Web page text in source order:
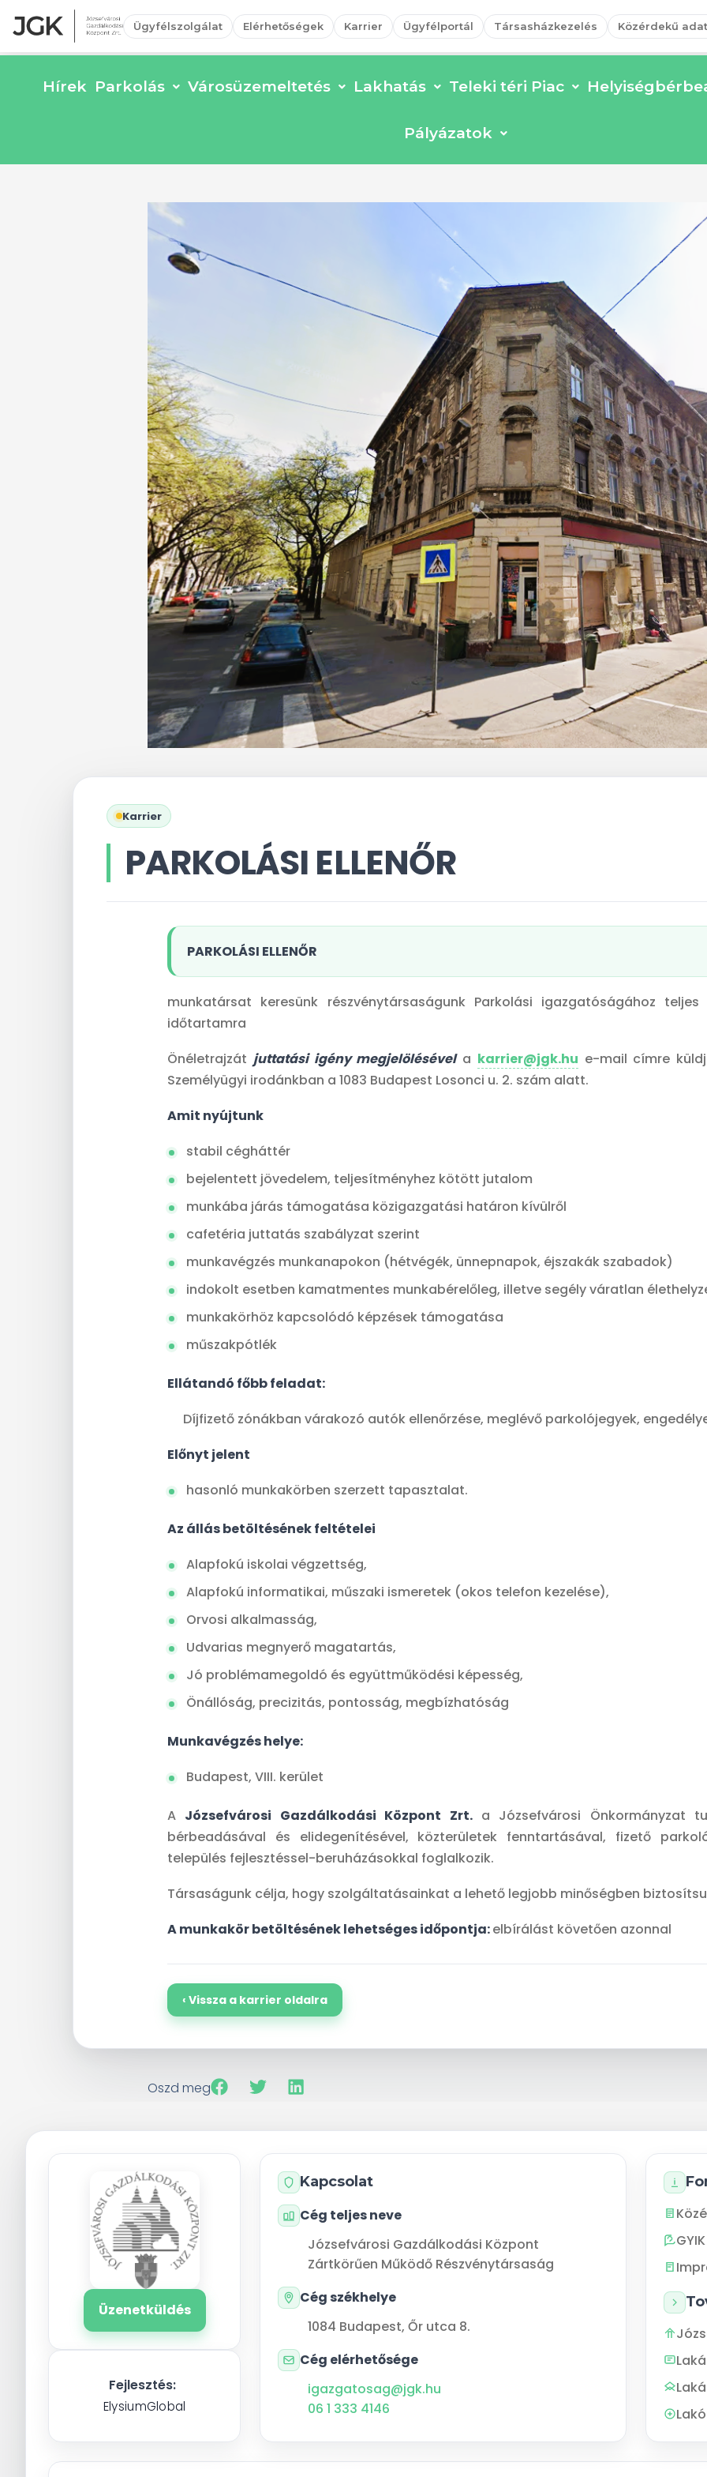
Ügyfélszolgálat Elérhetőségek Karrier Ügyfélportál Társasházkezelés Közérdekű
Hírek Parkolás Városüzemeltetés Lakhatás Teleki téri Piac
Pályázatok
Karrier
PARKOLÁSI ELLENŐR
PARKOLÁSI ELLENŐR
munkatársat keresünk részvénytársaságunk Parkolási igazgatóságához
időtartamra
Önéletrajzát juttatási igény megjelölésévela karrier@jgk.hu e-mail címre
Személyügyi irodánkban a 1083 Budapest Losonci u. 2. szám alatt.
Amit nyújtunk
stabil cégháttér
bejelentett jövedelem, teljesítményhez kötött jutalom
munkába járás támogatása közigazgatási határon kívülről
cafetéria juttatás szabályzat szerint
munkavégzés munkanapokon (hétvégék, ünnepnapok, éjszakák szabadok)
indokolt esetben kamatmentes munkabérelőleg, illetve segély váratlan
munkakörhöz kapcsolódó képzések támogatása
műszakpótlék
Ellátandó főbb feladat:
Díjfizető zónákban várakozó autók ellenőrzése, meglévő parkolójegyek,
Előnyt jelent
hasonló munkakörben szerzett tapasztalat.
Az állás betöltésének feltételei
Alapfokú iskolai végzettség,
Alapfokú informatikai, műszaki ismeretek (okos telefon kezelése),
Orvosi alkalmasság,
Udvarias megnyerő magatartás,
Jó problémamegoldó és együttműködési képesség,
Önállóság, precizitás, pontosság, megbízhatóság
Munkavégzés helye:
Budapest, VIII. kerület
A Józsefvárosi Gazdálkodási Központ Zrt.a Józsefvárosi Önkormányzat
bérbeadásával és elidegenítésével, közterületek fenntartásával, fizető
település fejlesztéssel-beruházásokkal foglalkozik.
Társaságunk célja, hogy szolgáltatásainkat a lehető legjobb minőségben
A munkakör betöltésének lehetséges időpontja:elbírálást követően azonnal
‹ Vissza a karrier oldalra
Oszd meg
Üzenetküldés
Fejlesztés:
ElysiumGlobal
Kapcsolat
Cég teljes neve
Józsefvárosi Gazdálkodási Központ
Zártkörűen Működő Részvénytársaság
Cég székhelye
1084 Budapest,Őr utca 8.
Cég elérhetősége
igazgatosag@jgk.hu
06 1 333 4146
GYIK